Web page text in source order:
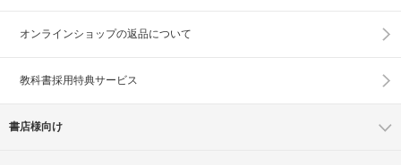
オンラインショップの返品について
教科書採用特典サービス
書店様向け